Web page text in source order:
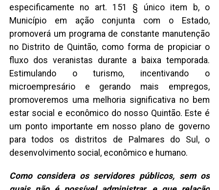
especificamente no art. 151 § único item b, o
Município em ação conjunta com o Estado,
promoverá um programa de constante manutenção
no Distrito de Quintão, como forma de propiciar o
fluxo dos veranistas durante a baixa temporada.
Estimulando o turismo, incentivando o
microempresário e gerando mais empregos,
promoveremos uma melhoria significativa no bem
estar social e econômico do nosso Quintão. Este é
um ponto importante em nosso plano de governo
para todos os distritos de Palmares do Sul, o
desenvolvimento social, econômico e humano.
Como considera os servidores públicos, sem os